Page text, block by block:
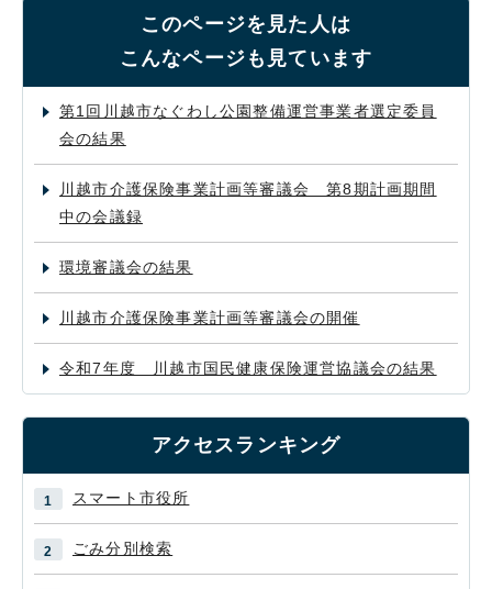
このページを見た人は
こんなページも見ています
第1回川越市なぐわし公園整備運営事業者選定委員
会の結果
川越市介護保険事業計画等審議会 第8期計画期間
中の会議録
環境審議会の結果
川越市介護保険事業計画等審議会の開催
令和7年度 川越市国民健康保険運営協議会の結果
アクセスランキング
スマート市役所
ごみ分別検索